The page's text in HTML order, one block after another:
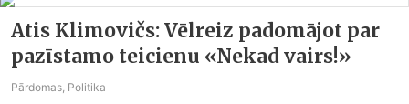
Atis Klimovičs: Vēlreiz padomājot par
pazīstamo teicienu «Nekad vairs!»
Pārdomas, Politika